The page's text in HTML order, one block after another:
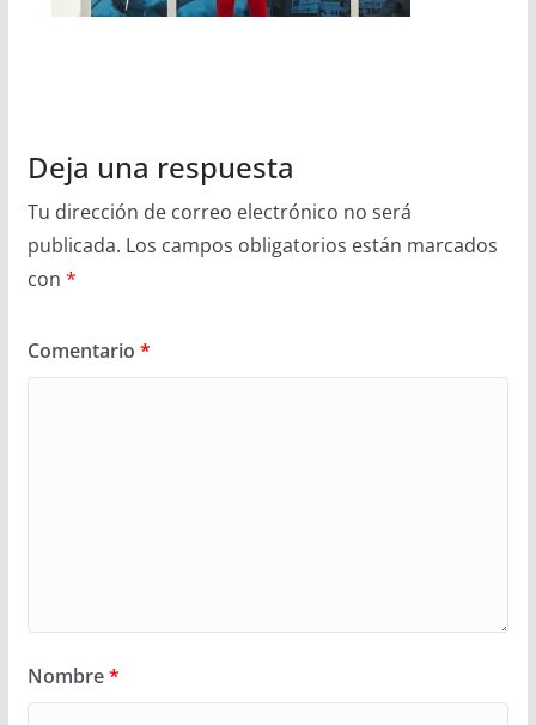
Deja una respuesta
Tu dirección de correo electrónico no será
publicada. Los campos obligatorios están marcados
con *
Comentario *
Nombre*